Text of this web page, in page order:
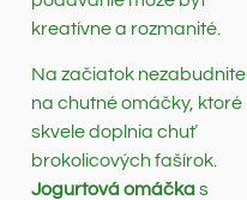
kreatívne a rozmanité.
Na začiatok nezabudnite
na chutné omáčky, ktoré
skvele doplnia chuť
brokolicových fašírok.
Jogurtová omáčkas